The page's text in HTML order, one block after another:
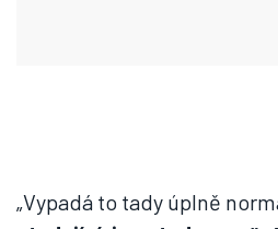
„Vypadá to tady úplně